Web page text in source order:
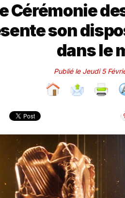
Cérémonie
son
dans le
Publié le Jeudi 5